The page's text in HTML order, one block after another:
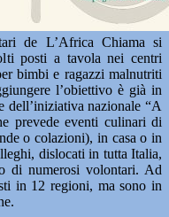
de L’Africa Chiama si
posti a tavola nei centri
bimbi e ragazzi malnutriti
l’obiettivo è già in
dell’iniziativa nazionale “A
prevede eventi culinari di
o colazioni), in casa o in
dislocati in tutta Italia,
di numerosi volontari. Ad
in 12 regioni, ma sono in